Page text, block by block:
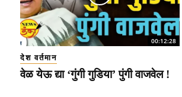
00:12:28
देश वर्तमान
वेळ येऊ द्या ‘गुंगी गुडिया’ पुंगी वाजवेल !